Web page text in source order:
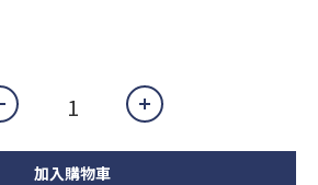
加入購物車